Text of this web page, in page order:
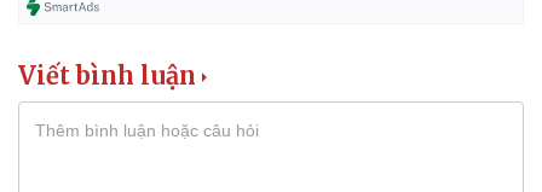
Viết bình luận